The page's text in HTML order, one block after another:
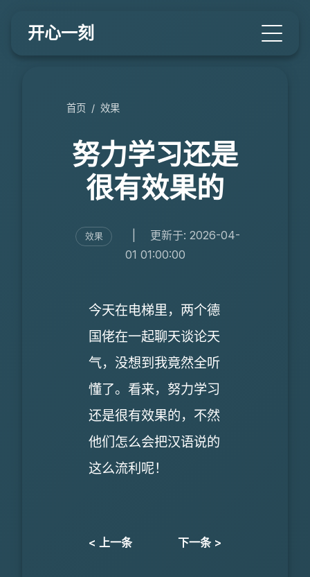
开心一刻
首页 / 效果
努力学习还是
很有效果的
效果
更新于: 2026-04-
01 01:00:00
今天在电梯里，两个德
国佬在一起聊天谈论天
气，没想到我竟然全听
懂了。看来，努力学习
还是很有效果的，不然
他们怎么会把汉语说的
这么流利呢！
< 上一条 下一条 >